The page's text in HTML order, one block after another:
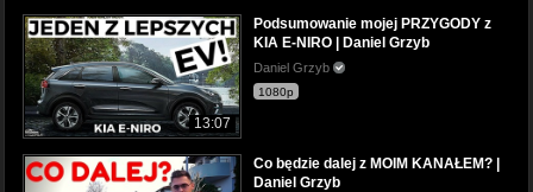
13:07
Podsumowanie mojej PRZYGODY z
KIA E-NIRO | Daniel Grzyb
Daniel Grzyb
1080p
Co będzie dalej z MOIM KANAŁEM? |
Daniel Grzyb